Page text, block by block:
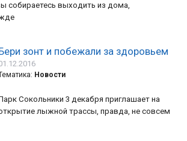
собираетесь выходить из дома,
зонт и побежали за здоровьем
Новости
Сокольники 3 декабря приглашает на
лыжной трассы, правда, не совсем